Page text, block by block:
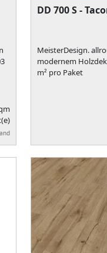
DD 700 S -
MeisterDesign.
modernem
m² pro Paket